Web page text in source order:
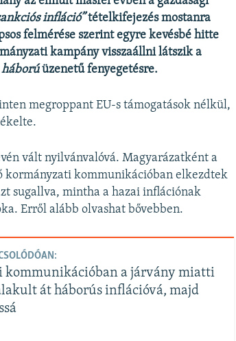
infláció”tételkifejezés mostanra
felmérése szerint egyre kevésbé hitte
kampány visszaállni látszik a
üzenetű fenyegetésre.
megroppant EU-s támogatások nélkül,
vált nyilvánvalóvá. Magyarázatként a
kormányzati kommunikációban elkezdtek
sugallva, mintha a hazai inflációnak
Erről alább olvashat bővebben.
kommunikációban a járvány miatti
át háborús inflációvá, majd